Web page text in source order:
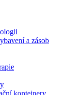
katalog B.
a zásob
kontejnery